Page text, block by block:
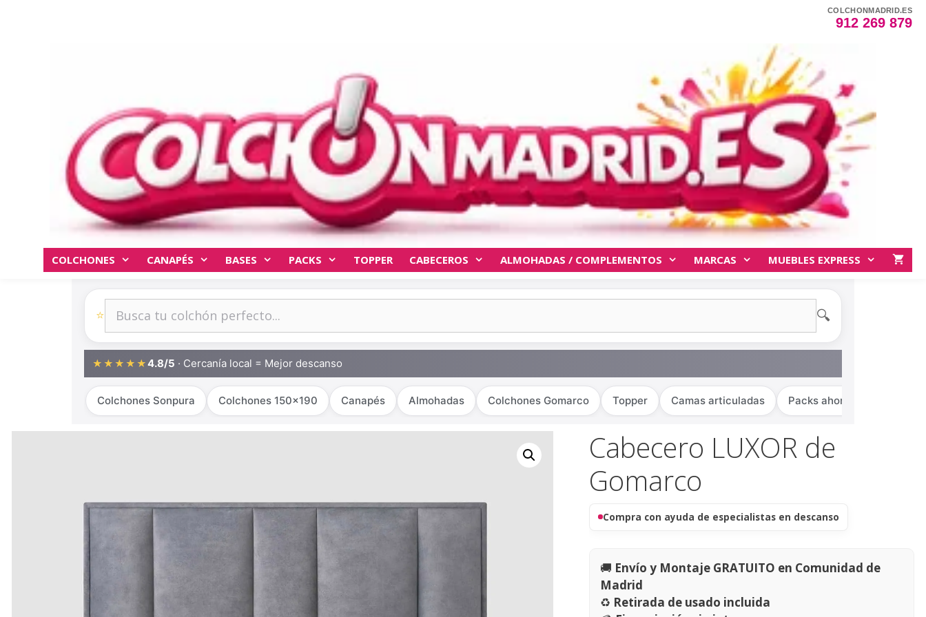
COLCHONMADRID.ES
912 269 879
COLCHONES CANAPÉS BASES PACKS TOPPER CABECEROS ALMOHADAS / COMPLEMENTOS MARCAS MUEBLES EXPRESS
⭐ 🔍
★★★★★4.8/5 · Cercanía local = Mejor descanso
Colchones Sonpura Colchones 150x190 Canapés Almohadas Colchones Gomarco Topper Camas articuladas Packs ahorro
Cabecero LUXOR de
Gomarco
Compra con ayuda de especialistas en descanso
🚚 Envío y Montaje GRATUITO en Comunidad de
Madrid
♻️ Retirada de usado incluida